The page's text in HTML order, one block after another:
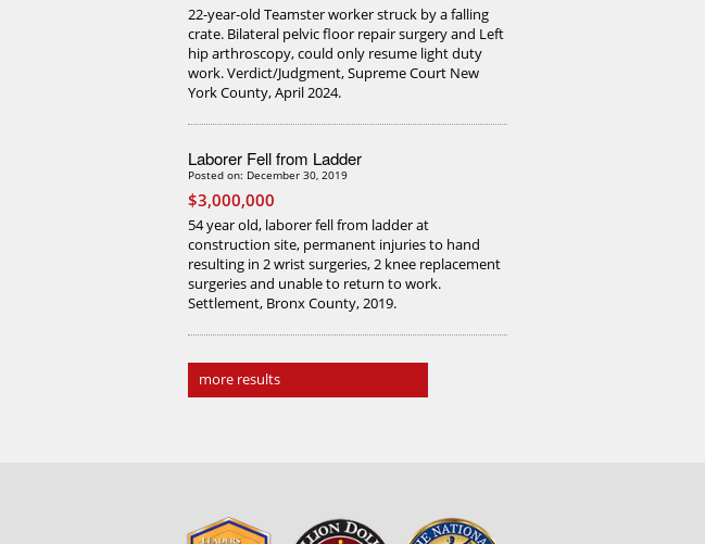
22-year-old Teamster worker struck by a falling
crate. Bilateral pelvic floor repair surgery and Left
hip arthroscopy, could only resume light duty
work. Verdict/Judgment, Supreme Court New
York County, April 2024.
Laborer Fell from Ladder
Posted on: December 30, 2019
$3,000,000
54 year old, laborer fell from ladder at
construction site, permanent injuries to hand
resulting in 2 wrist surgeries, 2 knee replacement
surgeries and unable to return to work.
Settlement, Bronx County, 2019.
more results